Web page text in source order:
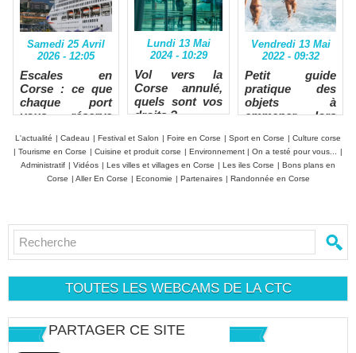
Samedi 25 Avril
2026 - 12:05
Escales en
Corse : ce que
chaque port
vous réserve
croisière
Lundi 13 Mai
2024 - 10:29
Vol vers la
Corse annulé,
quels sont vos
droits ?
Vendredi 13 Mai
2022 - 09:32
Petit guide
pratique des
objets à
emmener lors
Corse.
L'actualité | Cadeau | Festival et Salon | Foire en Corse | Sport en Corse | Culture corse
| Tourisme en Corse | Cuisine et produit corse | Environnement | On a testé pour vous...
|
Administratif | Vidéos | Les villes et villages en Corse | Les iles Corse | Bons plans en
Corse | Aller En Corse | Economie | Partenaires | Randonnée en Corse
TOUTES LES WEBCAMS DE LA CTC
PARTAGER CE SITE